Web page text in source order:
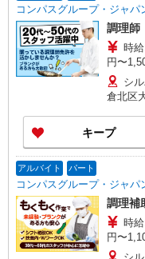
コンパスグループ・ジャ
調理師
時給
円〜1,500円
合、残
シ
倉北区
キープ
アルバイト パート
コンパスグループ・ジャ
調理補
時給
円〜1,100円
合、残